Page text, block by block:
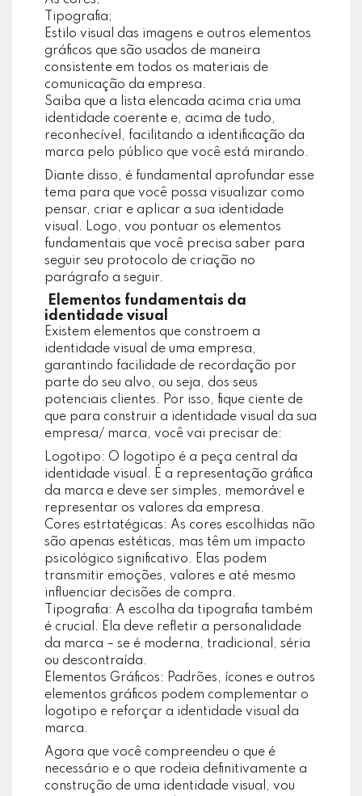
Tipografia;
Estilo visual das imagens e outros elementos
gráficos que são usados de maneira
consistente em todos os materiais de
comunicação da empresa.
Saiba que a lista elencada acima cria uma
identidade coerente e, acima de tudo,
reconhecível, facilitando a identificação da
marca pelo público que você está mirando.
Diante disso, é fundamental aprofundar esse
tema para que você possa visualizar como
pensar, criar e aplicar a sua identidade
visual. Logo, vou pontuar os elementos
fundamentais que você precisa saber para
seguir seu protocolo de criação no
parágrafo a seguir.
Elementos fundamentais da
identidade visual
Existem elementos que constroem a
identidade visual de uma empresa,
garantindo facilidade de recordação por
parte do seu alvo, ou seja, dos seus
potenciais clientes. Por isso, fique ciente de
que para construir a identidade visual da sua
empresa/ marca, você vai precisar de:
Logotipo: O logotipo é a peça central da
identidade visual. É a representação gráfica
da marca e deve ser simples, memorável e
representar os valores da empresa.
Cores estrtatégicas: As cores escolhidas não
são apenas estéticas, mas têm um impacto
psicológico significativo. Elas podem
transmitir emoções, valores e até mesmo
influenciar decisões de compra.
Tipografia: A escolha da tipografia também
é crucial. Ela deve refletir a personalidade
da marca – se é moderna, tradicional, séria
ou descontraída.
Elementos Gráficos: Padrões, ícones e outros
elementos gráficos podem complementar o
logotipo e reforçar a identidade visual da
marca.
Agora que você compreendeu o que é
necessário e o que rodeia definitivamente a
construção de uma identidade visual, vou